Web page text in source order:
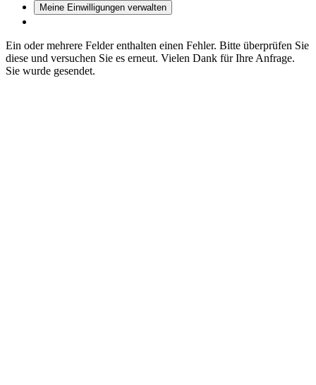
Meine Einwilligungen verwalten
Ein oder mehrere Felder enthalten einen Fehler. Bitte überprüfen Sie
diese und versuchen Sie es erneut. Vielen Dank für Ihre Anfrage.
Sie wurde gesendet.